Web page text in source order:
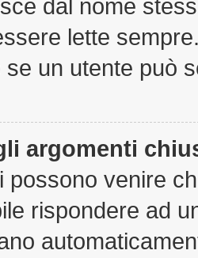
dal nome
lette
se un utente può
argomenti
possono venire
rispondere ad